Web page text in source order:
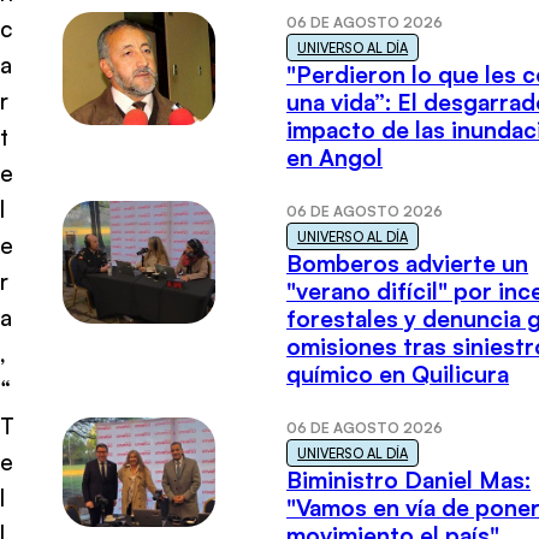
c
a
r
t
e
l
e
r
a
,
“
T
e
l
06 DE AGOSTO 2026
UNIVERSO AL DÍA
"Perdieron lo que les
una vida”: El
impacto de las
en Angol
06 DE AGOSTO 2026
UNIVERSO AL DÍA
Bomberos advierte un
"verano difícil" por
forestales y denuncia
omisiones tras
químico en Quilicura
06 DE AGOSTO 2026
UNIVERSO AL DÍA
Biministro Daniel Mas:
"Vamos en vía de